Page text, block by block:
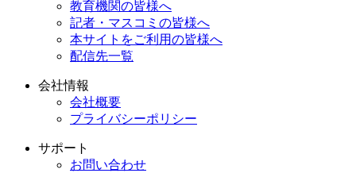
教育機関の皆様へ
記者・マスコミの皆様へ
本サイトをご利用の皆様へ
配信先一覧
会社情報
会社概要
プライバシーポリシー
サポート
お問い合わせ